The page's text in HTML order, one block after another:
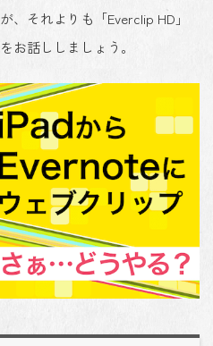
、それよりも「Everclip HD」
お話ししましょう。